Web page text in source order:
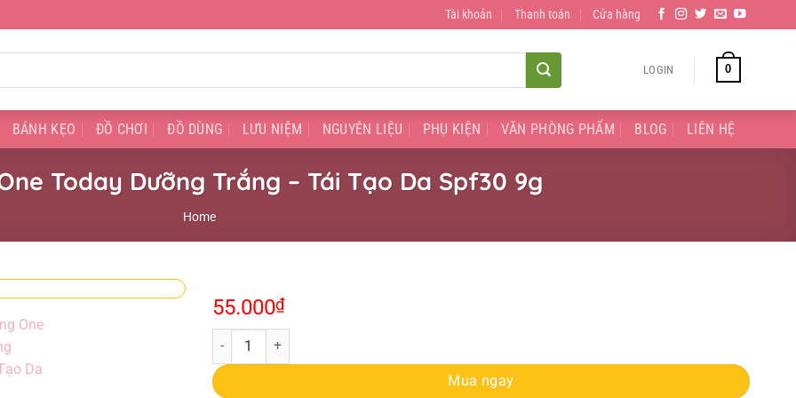
Tài khoản Thanh toán Cửa hàng
LOGIN 0
BÁNH KẸO ĐỒ CHƠI ĐỒ DÙNG LƯU NIỆM NGUYÊN LIỆU PHỤ KIỆN VĂN PHÒNG PHẨM BLOG LIÊN HỆ
Today Dưỡng Trắng – Tái Tạo Da Spf30 9g
Home
55.000₫
Kem Dưỡng One Today Dưỡng Trắng - Tái Tạo Da Spf30 9g quantity
Mua ngay